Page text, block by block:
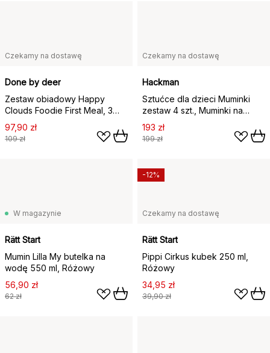
Czekamy na dostawę
Done by deer
Zestaw obiadowy Happy
Clouds Foodie First Meal, 3
części, Green
97,90 zł
109 zł
Czekamy na dostawę
Hackman
Sztućce dla dzieci Muminki
zestaw 4 szt., Muminki na
wyprawie
193 zł
199 zł
W magazynie
Rätt Start
Mumin Lilla My butelka na
wodę 550 ml, Różowy
56,90 zł
62 zł
Czekamy na dostawę
Rätt Start
Pippi Cirkus kubek 250 ml,
Różowy
34,95 zł
39,90 zł
-12%